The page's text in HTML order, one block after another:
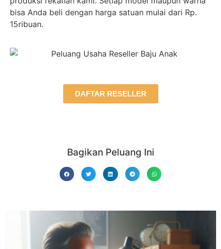
bisa Anda beli dengan harga satuan mulai dari Rp.
15ribuan.
DAFTAR RESELLER
Bagikan Peluang Ini